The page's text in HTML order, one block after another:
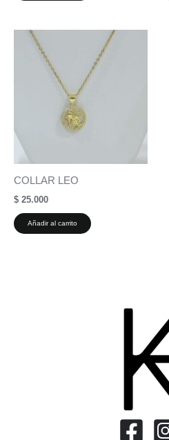
COLLAR LEO
$ 25.000
Añadir al carrito